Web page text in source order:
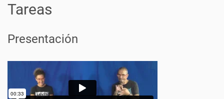
Tareas
Presentación